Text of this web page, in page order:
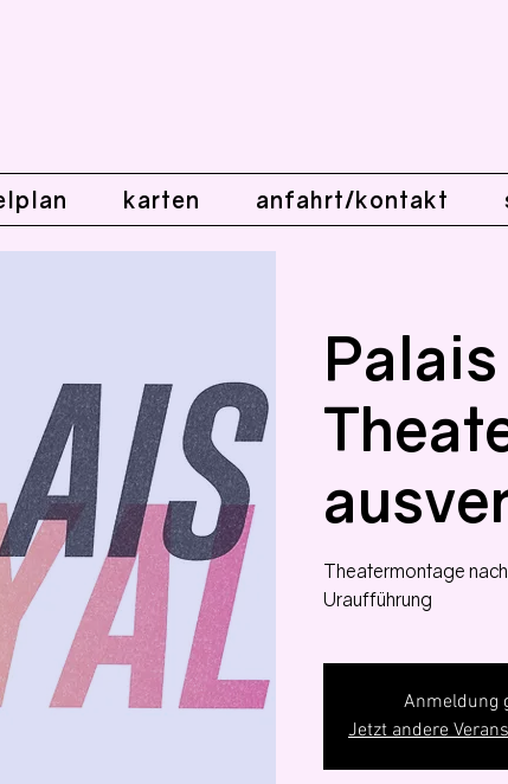
karten anfahrt/kontakt
Theatermontage
Uraufführung
Anmeldung
Jetzt andere